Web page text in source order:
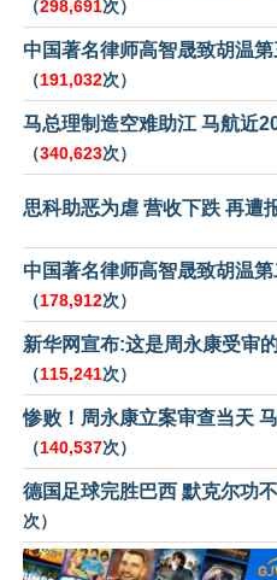
（298,691次）
中国著名律师高智晟致胡温
（191,032次）
马总理制造空难助江 马航近
（340,623次）
思科助恶为虐 营收下跌 再遭
中国著名律师高智晟致胡温
（178,912次）
新华网宣布:这是周永康受审
（115,241次）
惨败！周永康立案审查当天
（140,537次）
德国足球完胜巴西 默克尔功
次）